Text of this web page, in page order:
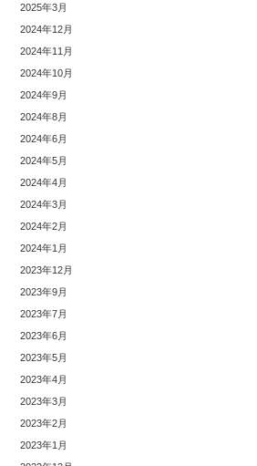
2025年3月
2024年12月
2024年11月
2024年10月
2024年9月
2024年8月
2024年6月
2024年5月
2024年4月
2024年3月
2024年2月
2024年1月
2023年12月
2023年9月
2023年7月
2023年6月
2023年5月
2023年4月
2023年3月
2023年2月
2023年1月